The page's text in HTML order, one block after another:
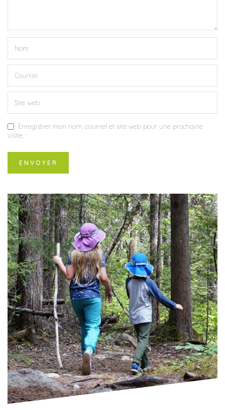
Enregistrer mon nom, courriel et site web pour une prochaine
visite.